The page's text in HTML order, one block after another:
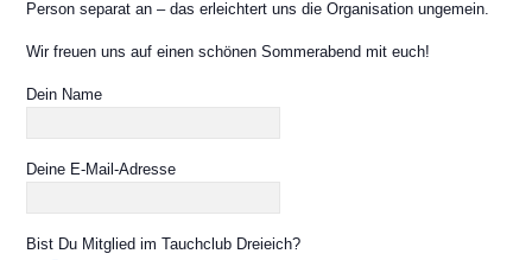
Person separat an – das erleichtert uns die Organisation ungemein.
Wir freuen uns auf einen schönen Sommerabend mit euch!
Dein Name
Deine E-Mail-Adresse
Bist Du Mitglied im Tauchclub Dreieich?